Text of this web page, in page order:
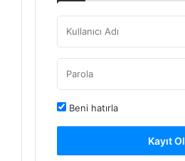
Beni hatırla
Kayıt Ol